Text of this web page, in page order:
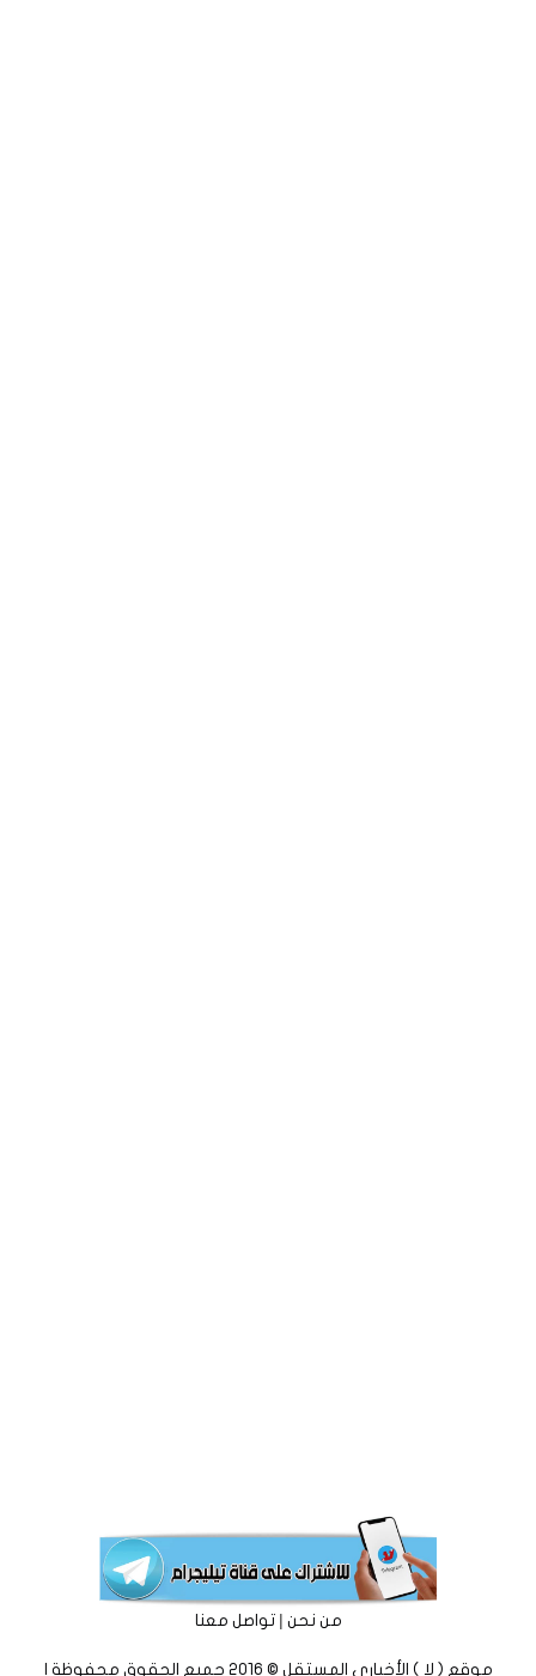
من نحن|تواصل معنا
موقع ( لا ) الأخباري المستقل © 2016 جميع الحقوق محفوظة |